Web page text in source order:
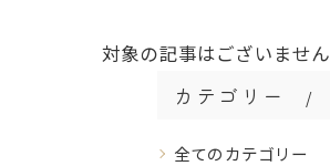
対象の記事はございません
カテゴリー
全てのカテゴリー